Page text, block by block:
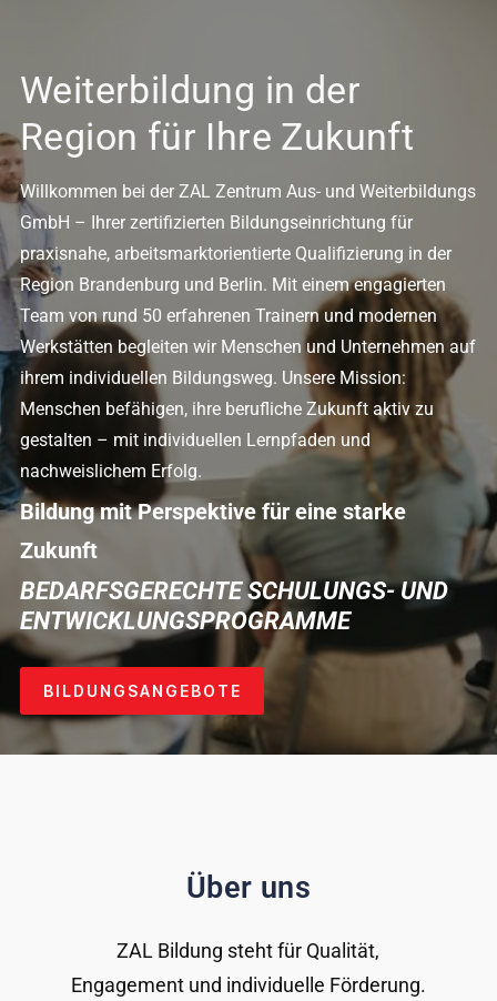
Weiterbildung in der
Region für Ihre Zukunft
Willkommen bei der ZAL Zentrum Aus- und Weiterbildungs
GmbH – Ihrer zertifizierten Bildungseinrichtung für
praxisnahe, arbeitsmarktorientierte Qualifizierung in der
Region Brandenburg und Berlin. Mit einem engagierten
Team von rund 50 erfahrenen Trainern und modernen
Werkstätten begleiten wir Menschen und Unternehmen auf
ihrem individuellen Bildungsweg. Unsere Mission:
Menschen befähigen, ihre berufliche Zukunft aktiv zu
gestalten – mit individuellen Lernpfaden und
nachweislichem Erfolg.
Bildung mit Perspektive für eine starke
Zukunft
BEDARFSGERECHTE SCHULUNGS- UND
ENTWICKLUNGSPROGRAMME
BILDUNGSANGEBOTE
Über uns
ZAL Bildung steht für Qualität,
Engagement und individuelle Förderung.